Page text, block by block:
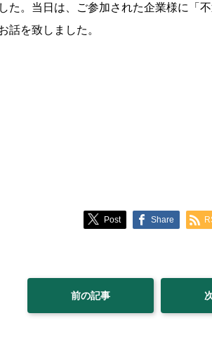
た。当日は、ご参加された企業様に「
話を致しました。
Post Share
前の記事